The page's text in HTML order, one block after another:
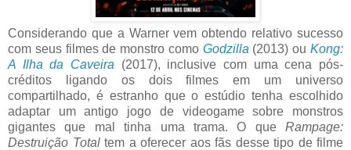
Considerando que a Warner vem obtendo relativo sucesso
com seus filmes de monstro como Godzilla (2013) ouKong:
A Ilha da Caveira (2017), inclusive com uma cena pós-
créditos ligando os dois filmes em um universo
compartilhado, é estranho que o estúdio tenha escolhido
adaptar um antigo jogo de videogame sobre monstros
gigantes que mal tinha uma trama. O que Rampage:
Destruição Total tem a oferecer aos fãs desse tipo de filme